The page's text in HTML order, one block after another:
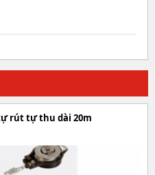
rút tự thu dài 20m